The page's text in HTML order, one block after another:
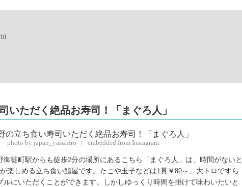
いただく絶品お寿司！「まぐろ人」
photo by japan_yasuhiro / embedded from Instagram
御徒町駅からも徒歩2分の場所にあるこちら「まぐろ人」は、時間がないと
楽しめる立ち食い鮨屋です。たこや玉子などは1貫￥80～、大トロですら
ルにいただくことができます。しかしゆっくり時間を掛けて味わいたいと